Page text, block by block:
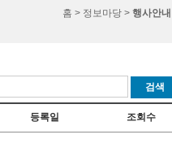
홈 > 정보마당 > 행사안내
검색
등록일 조회수